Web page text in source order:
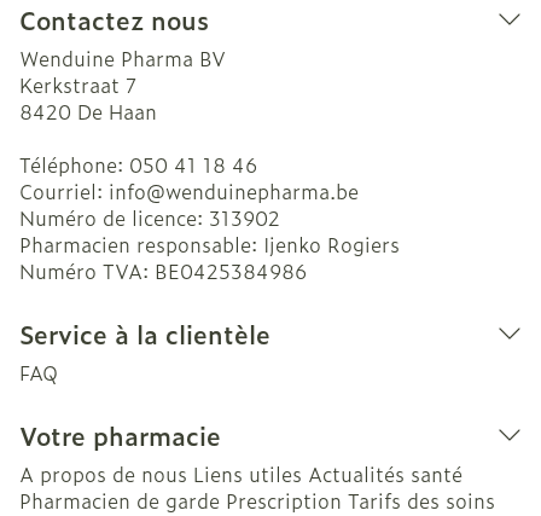
Contactez nous
Wenduine Pharma BV
Kerkstraat 7
8420 De Haan
Téléphone: 050 41 18 46
Courriel: info@wenduinepharma.be
Numéro de licence: 313902
Pharmacien responsable: Ijenko Rogiers
Numéro TVA: BE0425384986
Service à la clientèle
FAQ
Votre pharmacie
A propos de nous Liens utiles Actualités santé
Pharmacien de garde Prescription Tarifs des soins